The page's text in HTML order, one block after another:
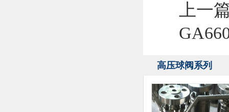
上一
高压球阀系列